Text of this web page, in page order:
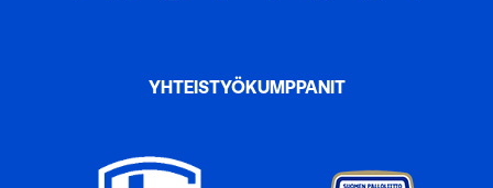
YHTEISTYÖKUMPPANIT